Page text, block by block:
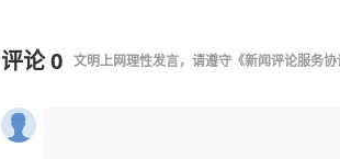
评论0 文明上网理性发言，请遵守 《新闻评论服务协